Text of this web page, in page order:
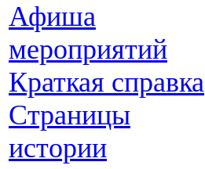
Афиша
мероприятий
Краткая справка
Страницы
истории